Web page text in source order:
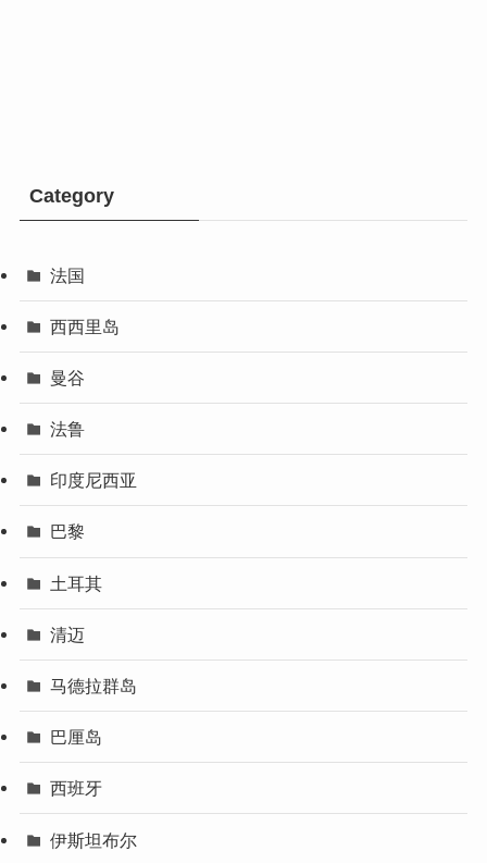
Category
法国
西西里岛
曼谷
法鲁
印度尼西亚
巴黎
土耳其
清迈
马德拉群岛
巴厘岛
西班牙
伊斯坦布尔